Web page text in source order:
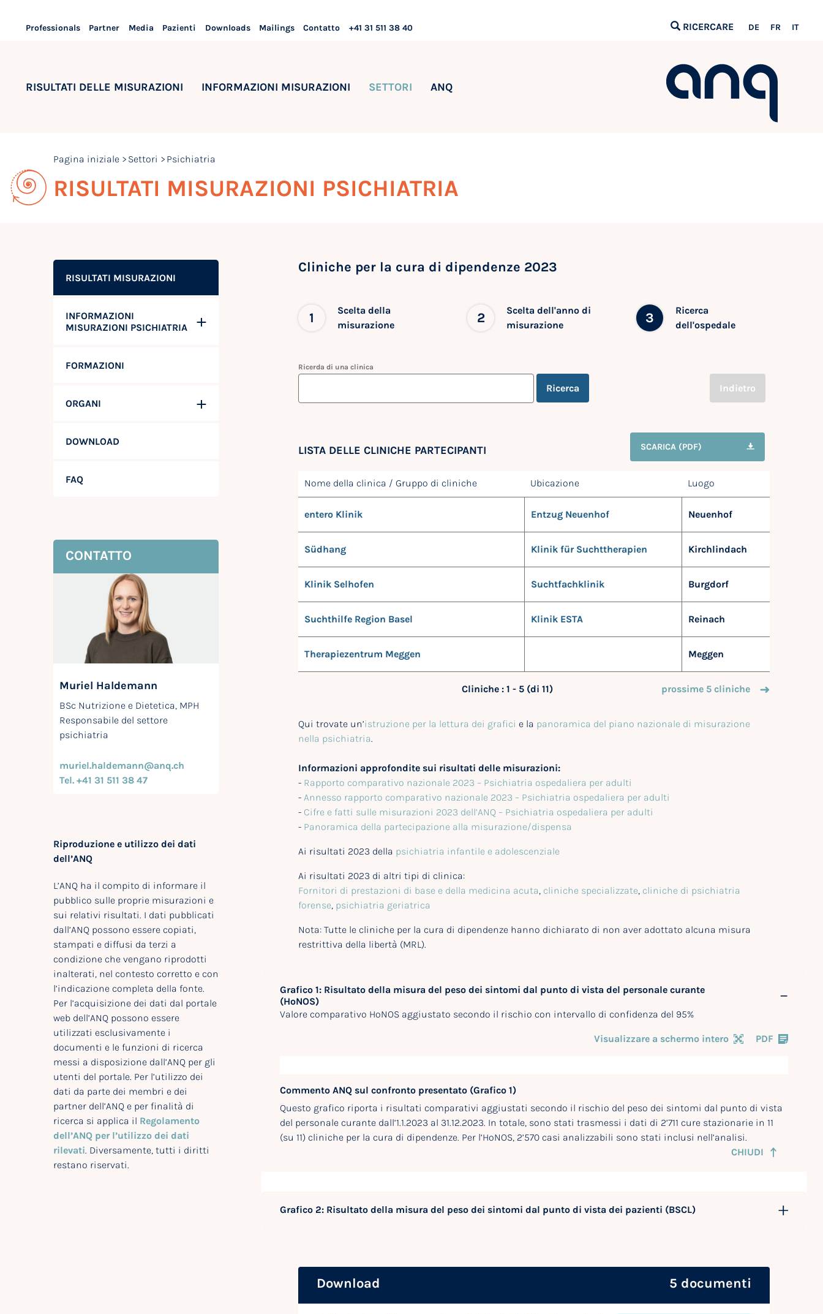
Professionals Partner Media Pazienti Downloads Mailings Contatto +41 31 511 38 40 RICERCARE DE FR IT
RISULTATI DELLE MISURAZIONI INFORMAZIONI MISURAZIONI SETTORI ANQ
Pagina iniziale Settori Psichiatria
RISULTATI MISURAZIONI PSICHIATRIA
RISULTATI MISURAZIONI
INFORMAZIONI
MISURAZIONI PSICHIATRIA
FORMAZIONI
ORGANI
DOWNLOAD
FAQ
CONTATTO
Muriel Haldemann
BSc Nutrizione e Dietetica, MPH
Responsabile del settore
psichiatria
muriel.haldemann@anq.ch
Tel. +41 31 511 38 47
Riproduzione e utilizzo dei dati
dell’ANQ
L’ANQ ha il compito di informare il
pubblico sulle proprie misurazioni e
sui relativi risultati. I dati pubblicati
dall’ANQ possono essere copiati,
stampati e diffusi da terzi a
condizione che vengano riprodotti
inalterati, nel contesto corretto e con
l’indicazione completa della fonte.
Per l’acquisizione dei dati dal portale
web dell’ANQ possono essere
utilizzati esclusivamente i
documenti e le funzioni di ricerca
messi a disposizione dall’ANQ per gli
utenti del portale. Per l’utilizzo dei
dati da parte dei membri e dei
partner dell’ANQ e per finalità di
ricerca si applica il Regolamento
dell’ANQ per l’utilizzo dei dati
rilevati. Diversamente, tutti i diritti
restano riservati.
Cliniche per la cura di dipendenze 2023
1
Scelta della
misurazione
2
Scelta dell'anno di
misurazione
3
Ricerca
dell'ospedale
Ricerda di una clinica
Ricerca Indietro
LISTA DELLE CLINICHE PARTECIPANTI SCARICA (PDF)
Nome della clinica / Gruppo di cliniche Ubicazione Luogo
entero Klinik Entzug Neuenhof Neuenhof
Südhang Klinik für Suchttherapien Kirchlindach
Klinik Selhofen Suchtfachklinik Burgdorf
Suchthilfe Region Basel Klinik ESTA Reinach
Therapiezentrum Meggen Meggen
Cliniche : 1 - 5 (di 11) prossime 5 cliniche
Qui trovate un’istruzione per la lettura dei grafici e la panoramica del piano nazionale di misurazione
nella psichiatria.
Informazioni approfondite sui risultati delle misurazioni:
- Rapporto comparativo nazionale 2023 – Psichiatria ospedaliera per adulti
- Annesso rapporto comparativo nazionale 2023 – Psichiatria ospedaliera per adulti
- Cifre e fatti sulle misurazioni 2023 dell’ANQ – Psichiatria ospedaliera per adulti
- Panoramica della partecipazione alla misurazione/dispensa
Ai risultati 2023 della psichiatria infantile e adolescenziale
Ai risultati 2023 di altri tipi di clinica:
Fornitori di prestazioni di base e della medicina acuta, cliniche specializzate, cliniche di psichiatria
forense, psichiatria geriatrica
Nota: Tutte le cliniche per la cura di dipendenze hanno dichiarato di non aver adottato alcuna misura
restrittiva della libertà (MRL).
Grafico 1: Risultato della misura del peso dei sintomi dal punto di vista del personale curante
(HoNOS)
Valore comparativo HoNOS aggiustato secondo il rischio con intervallo di confidenza del 95%
Visualizzare a schermo intero PDF
Commento ANQ sul confronto presentato (Grafico 1)
Questo grafico riporta i risultati comparativi aggiustati secondo il rischio del peso dei sintomi dal punto di vista
del personale curante dall’1.1.2023 al 31.12.2023. In totale, sono stati trasmessi i dati di 2’711 cure stazionarie in 11
(su 11) cliniche per la cura di dipendenze. Per l’HoNOS, 2’570 casi analizzabili sono stati inclusi nell’analisi.
CHIUDI
Grafico 2: Risultato della misura del peso dei sintomi dal punto di vista dei pazienti (BSCL)
Download 5 documenti